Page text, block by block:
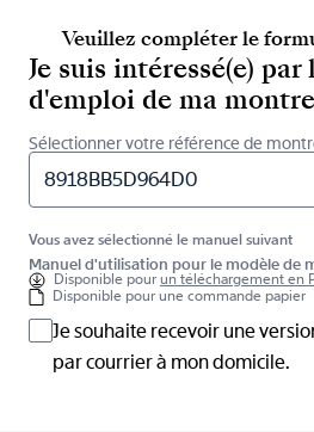
Veuillez compléter le
Je suis intéressé(e) par
d'emploi de ma montre
Sélectionner votre référence de
8918BB5D964D0
Vous avez sélectionné le manuel suivant
Manuel d'utilisation pour le modèle de
Disponible pourun téléchargement en
Disponible pour une commande papier
Je souhaite recevoir une
par courrier à mon domicile.